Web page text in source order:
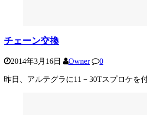
チェーン交換
2014年3月16日 Owner 0
昨日、アルテグラに11－30Tスプロケを